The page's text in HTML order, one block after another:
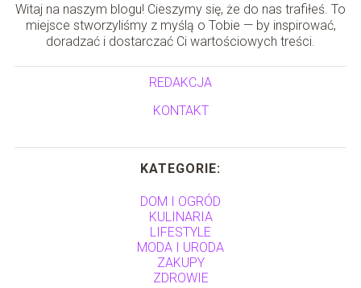
Witaj na naszym blogu! Cieszymy się, że do nas trafiłeś. To
miejsce stworzyliśmy z myślą o Tobie — by inspirować,
doradzać i dostarczać Ci wartościowych treści.
REDAKCJA
KONTAKT
KATEGORIE:
DOM I OGRÓD
KULINARIA
LIFESTYLE
MODA I URODA
ZAKUPY
ZDROWIE